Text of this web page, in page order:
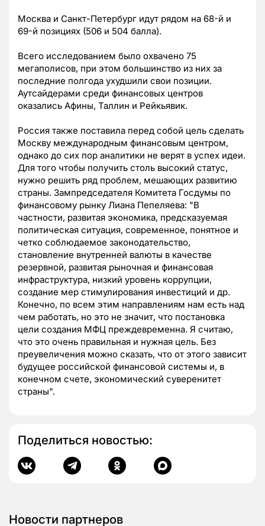
Москва и Санкт-Петербург идут рядом на 68-й и
69-й позициях (506 и 504 балла).
Всего исследованием было охвачено 75
мегаполисов, при этом большинство из них за
последние полгода ухудшили свои позиции.
Аутсайдерами среди финансовых центров
оказались Афины, Таллин и Рейкьявик.
Россия также поставила перед собой цель сделать
Москву международным финансовым центром,
однако до сих пор аналитики не верят в успех идеи.
Для того чтобы получить столь высокий статус,
нужно решить ряд проблем, мешающих развитию
страны. Зампредседателя Комитета Госдумы по
финансовому рынку Лиана Пепеляева: "В
частности, развитая экономика, предсказуемая
политическая ситуация, современное, понятное и
четко соблюдаемое законодательство,
становление внутренней валюты в качестве
резервной, развитая рыночная и финансовая
инфраструктура, низкий уровень коррупции,
создание мер стимулирования инвестиций и др.
Конечно, по всем этим направлениям нам есть над
чем работать, но это не значит, что постановка
цели создания МФЦ преждевременна. Я считаю,
что это очень правильная и нужная цель. Без
преувеличения можно сказать, что от этого зависит
будущее российской финансовой системы и, в
конечном счете, экономический суверенитет
страны".
Поделиться новостью:
Новости партнеров